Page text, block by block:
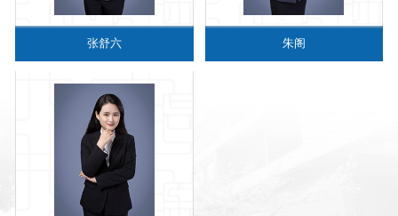
张舒六 朱阁